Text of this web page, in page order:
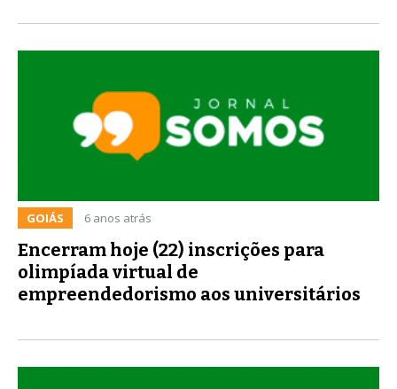
GOIÁS 6 anos atrás
Encerram hoje (22) inscrições para
olimpíada virtual de
empreendedorismo aos universitários